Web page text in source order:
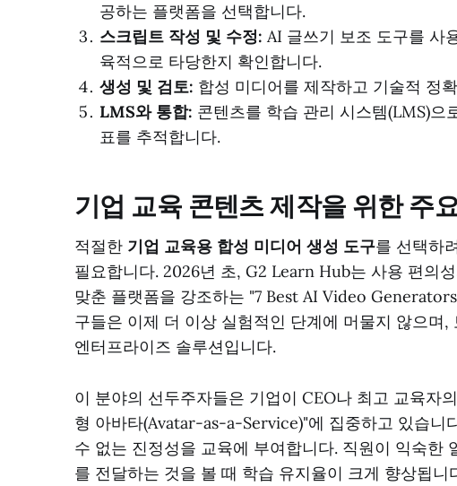
공하는 플랫폼을 선택합니다.
스크립트 작성 및 수정: AI 글쓰기 보조 도구를 사
육적으로 타당한지 확인합니다.
생성 및 검토: 합성 미디어를 제작하고 기술적 정
LMS와 통합: 콘텐츠를 학습 관리 시스템(LMS)으
표를 추적합니다.
기업 교육 콘텐츠 제작을 위한 주
적절한 기업 교육용 합성 미디어 생성 도구를 선택하
필요합니다. 2026년 초, G2 Learn Hub는 사용 편의
맞춘 플랫폼을 강조하는 "7 Best AI Video
구들은 이제 더 이상 실험적인 단계에 머물지 않으며
엔터프라이즈 솔루션입니다.
이 분야의 선두주자들은 기업이 CEO나 최고 교육자
형 아바타(Avatar-as-a-Service)"에 집중하고 있습니
수 없는 진정성을 교육에 부여합니다. 직원이 익숙한
를 전달하는 것을 볼 때 학습 유지율이 크게 향상됩